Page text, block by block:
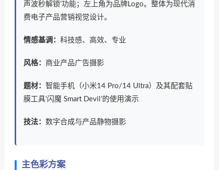
声波秒解锁’功能；左上角为品牌Logo。整体为现代消
费电子产品营销视觉设计。
情感基调： 科技感、高效、专业
风格： 商业产品广告摄影
题材： 智能手机（小米14 Pro/14 Ultra）及其配套贴
膜工具‘闪魔 Smart Devil’的使用演示
技法： 数字合成与产品静物摄影
主色彩方案